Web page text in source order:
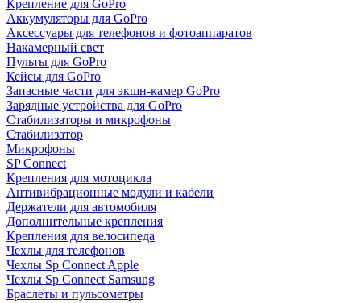
Крепление для GoPro
Аккумуляторы для GoPro
Аксессуары для телефонов и фотоаппаратов
Накамерный свет
Пульты для GoPro
Кейсы для GoPro
Запасные части для экшн-камер GoPro
Зарядные устройства для GoPro
Стабилизаторы и микрофоны
Стабилизатор
Микрофоны
SP Connect
Крепления для мотоцикла
Антивибрационные модули и кабели
Держатели для автомобиля
Дополнительные крепления
Крепления для велосипеда
Чехлы для телефонов
Чехлы Sp Connect Apple
Чехлы Sp Connect Samsung
Браслеты и пульсометры